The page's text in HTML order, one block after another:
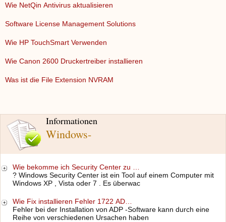
Informationen
Windows-
Wie bekomme ich Security Center zu …
? Windows Security Center ist ein Tool auf einem Computer mit
Windows XP , Vista oder 7 . Es überwac
Wie Fix installieren Fehler 1722 AD…
Fehler bei der Installation von ADP -Software kann durch eine
Reihe von verschiedenen Ursachen haben
Wie NetQin Antivirus aktualisieren
Software License Management Solutions
Wie HP TouchSmart Verwenden
Wie Canon 2600 Druckertreiber installieren
Was ist die File Extension NVRAM